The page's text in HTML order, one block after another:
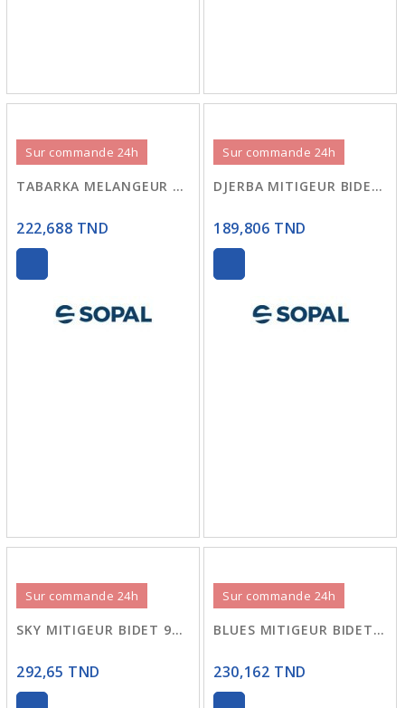
Sur commande 24h
TABARKA MELANGEUR BIDET 04CS
222,688 TND
Sur commande 24h
DJERBA MITIGEUR BIDET 0605 SOPAL
189,806 TND
Sur commande 24h
SKY MITIGEUR BIDET 97119/1CR
292,65 TND
Sur commande 24h
BLUES MITIGEUR BIDET 101119/CR
230,162 TND